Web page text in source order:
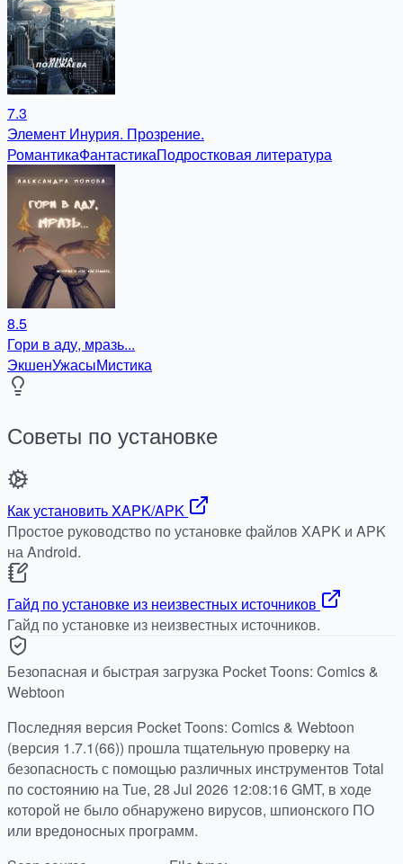
7.3
Элемент Инурия. Прозрение.
РомантикаФантастикаПодростковая литература
8.5
Гори в аду, мразь...
ЭкшенУжасыМистика
Советы по установке
Как установить XAPK/APK
Простое руководство по установке файлов XAPK и APK
на Android.
Гайд по установке из неизвестных источников
Гайд по установке из неизвестных источников.
Безопасная и быстрая загрузка Pocket Toons: Comics &
Webtoon
Последняя версия Pocket Toons: Comics & Webtoon
(версия 1.7.1(66)) прошла тщательную проверку на
безопасность с помощью различных инструментов Total
по состоянию на Tue, 28 Jul 2026 12:08:16 GMT, в ходе
которой не было обнаружено вирусов, шпионского ПО
или вредоносных программ.